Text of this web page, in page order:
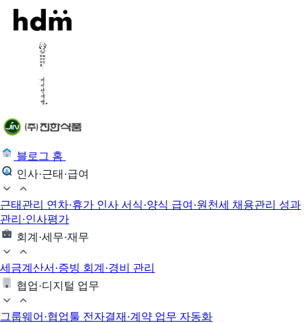
블로그 홈
인사·근태·급여
근태관리 연차·휴가 인사 서식·양식 급여·원천세 채용관리 성과
관리·인사평가
회계·세무·재무
세금계산서·증빙 회계·경비 관리
협업·디지털 업무
그룹웨어·협업툴 전자결재·계약 업무 자동화